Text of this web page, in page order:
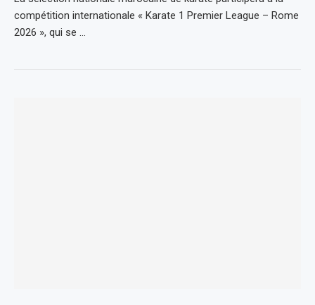
compétition internationale « Karate 1 Premier League – Rome
2026 », qui se …